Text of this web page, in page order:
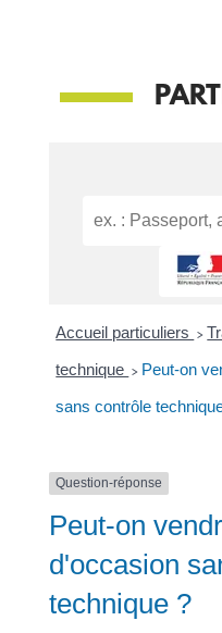
Accueil particuliers >
technique > Peut-on
sans contrôle
Question-réponse
Peut-on
d'occasion
technique ?